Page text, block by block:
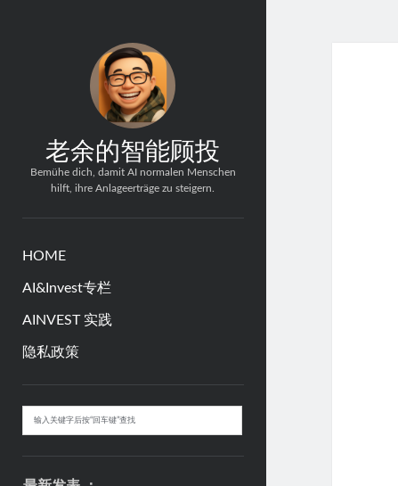
老余的智能顾投
Bemühe dich, damit AI normalen Menschen
hilft, ihre Anlageerträge zu steigern.
HOME
AI&Invest专栏
AINVEST 实践
隐私政策
Sidebar